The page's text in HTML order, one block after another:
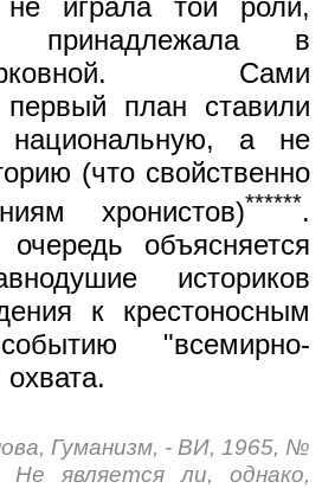
играла той роли,
принадлежала в
Сами
план ставили
а не
(что свойственно
хронистов)******.
объясняется
историков
к крестоносным
"всемирно-
охвата.
Гуманизм, - ВИ, 1965, №
является ли, однако,